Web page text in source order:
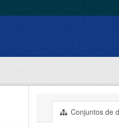
Conjuntos de